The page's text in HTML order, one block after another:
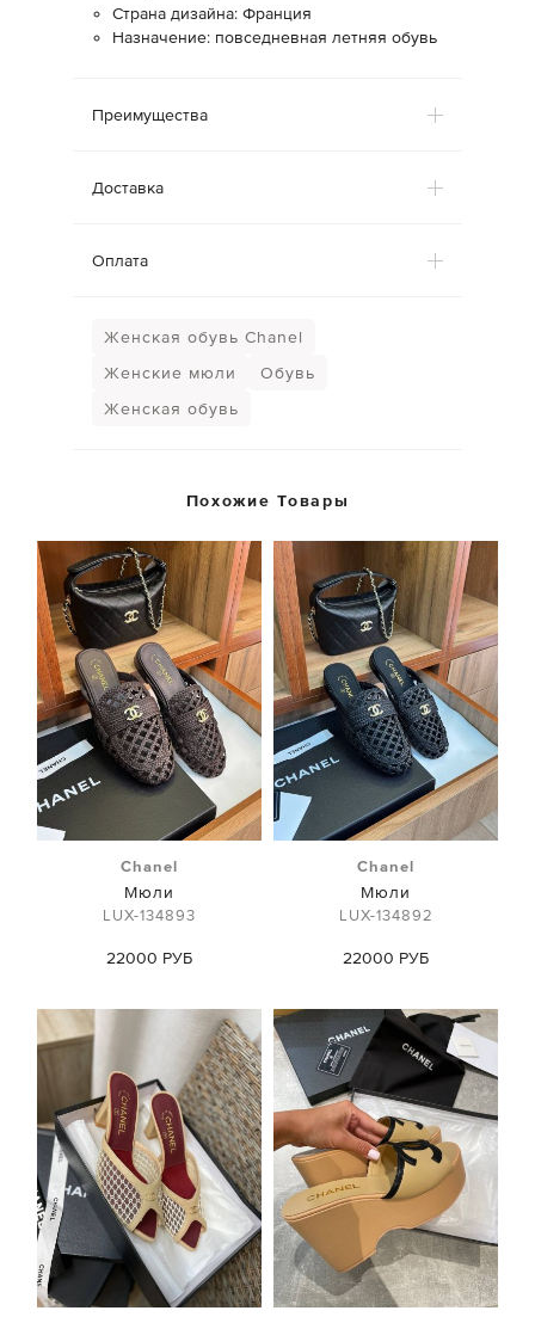
Страна дизайна: Франция
Назначение: повседневная летняя обувь
Преимущества
Доставка
Оплата
Женская обувь Chanel
Женские мюли
Обувь
Женская обувь
Похожие Товары
Chanel
Мюли
LUX-134893
22000 РУБ
Chanel
Мюли
LUX-134892
22000 РУБ